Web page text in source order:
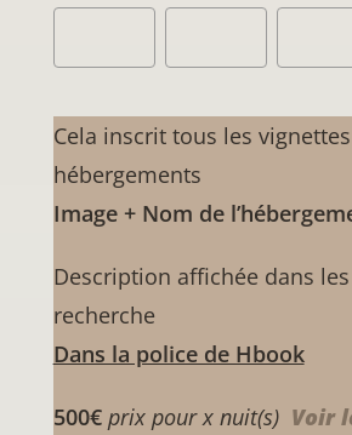
Cela inscrit tous les
hébergements
Image + Nom de
Description affichée dans
recherche
Dans la police de Hbook
500€ prix pour x nuit(s) Voir